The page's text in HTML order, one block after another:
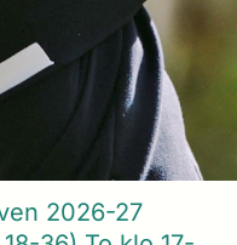
2026-27